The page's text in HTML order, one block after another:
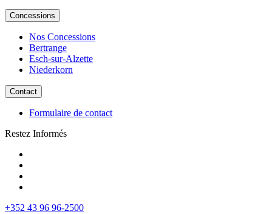
Concessions
Nos Concessions
Bertrange
Esch-sur-Alzette
Niederkorn
Contact
Formulaire de contact
Restez Informés
+352 43 96 96-2500